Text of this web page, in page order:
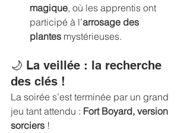
magique, où les apprentis ont
participé à l’arrosage des
plantes mystérieuses.
🌙 La veillée : la recherche
des clés !
La soirée s’est terminée par un grand
jeu tant attendu : Fort Boyard, version
sorciers !